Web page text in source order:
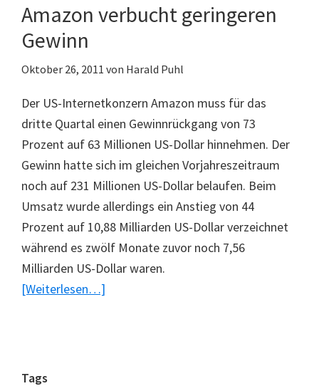
starker
Amazon verbucht geringeren
Gewinn
Oktober 26, 2011 von Harald Puhl
Der US-Internetkonzern Amazon muss für das
dritte Quartal einen Gewinnrückgang von 73
Prozent auf 63 Millionen US-Dollar hinnehmen. Der
Gewinn hatte sich im gleichen Vorjahreszeitraum
noch auf 231 Millionen US-Dollar belaufen. Beim
Umsatz wurde allerdings ein Anstieg von 44
Prozent auf 10,88 Milliarden US-Dollar verzeichnet
während es zwölf Monate zuvor noch 7,56
Milliarden US-Dollar waren.
[Weiterlesen…]
Seitenspalte
Tags